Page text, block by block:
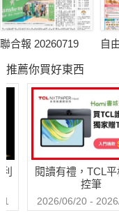
聯合報 20260719 自
推薦你買好東西
閱讀有禮，TCL
控筆
2026/06/20 -